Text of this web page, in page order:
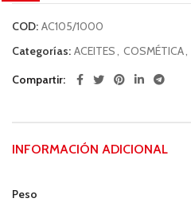
COD: AC105/1000
Categorías: ACEITES, COSMÉTICA,
Compartir
INFORMACIÓN ADICIONAL
Peso